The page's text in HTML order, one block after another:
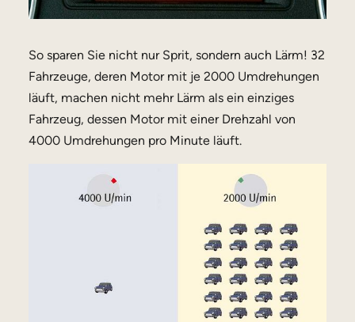
So sparen Sie nicht nur Sprit, sondern auch Lärm! 32
Fahrzeuge, deren Motor mit je 2000 Umdrehungen
läuft, machen nicht mehr Lärm als ein einziges
Fahrzeug, dessen Motor mit einer Drehzahl von
4000 Umdrehungen pro Minute läuft.